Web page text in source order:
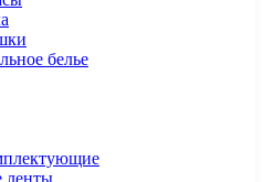
белье
ленты